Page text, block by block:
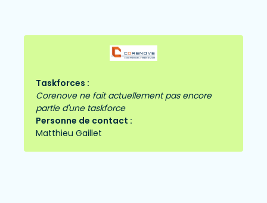
Taskforces :
Corenove ne fait actuellement pas encore
partie d'une taskforce
Personne de contact :
Matthieu Gaillet